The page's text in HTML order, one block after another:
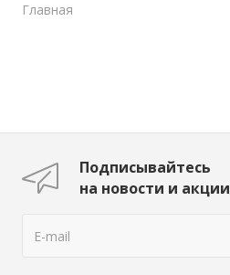
Главная
Подписывайтесь
на новости и акции